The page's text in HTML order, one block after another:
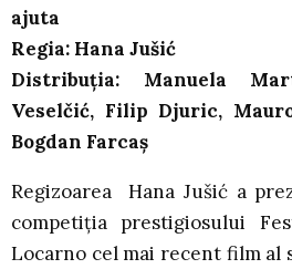
ajuta
Regia: Hana Jušić
Distribuția: Manuela
Veselčić, Filip Djuric,
Bogdan Farcaș
Regizoarea Hana Jušić a
competiția prestigiosului
Locarno cel mai recent film al